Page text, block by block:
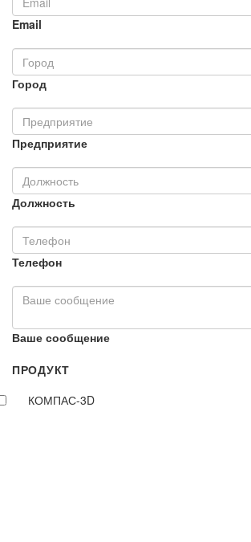
Email
Город
Предприятие
Должность
Телефон
Ваше сообщение
ПРОДУКТ
КОМПАС-3D